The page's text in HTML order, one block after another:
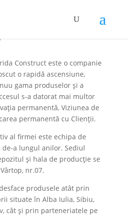
Construct este o companie
o rapidă ascensiune,
gama produselor și a
s-a datorat mai multor
permanentă, Viziunea de
permanentă cu Clienții.
al firmei este echipa de
a lungul anilor. Sediul
și hala de producție se
nr.07.
produsele atât prin
situate în Alba Iulia, Sibiu,
cât și prin parteneriatele pe